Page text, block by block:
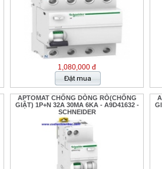
1,080,000 đ
APTOMAT CHỐNG DÒNG RÒ(CHỐNG
GIẬT) 1P+N 32A 30MA 6KA - A9D41632 -
SCHNEIDER